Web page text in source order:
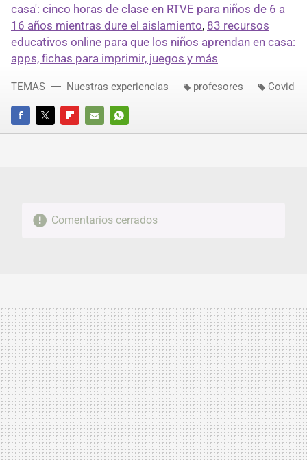
casa': cinco horas de clase en RTVE para niños de 6 a
16 años mientras dure el aislamiento, 83 recursos
educativos online para que los niños aprendan en casa:
apps, fichas para imprimir, juegos y más
FACEBOOKTWITTERFLIPBOARD
E-
WHATSAPP
TEMAS Nuestras experiencias profesores Covid
Comentarios cerrados